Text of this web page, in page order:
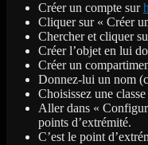
Créer un compte sur
Cliquer sur « Créer
Chercher et cliquer
Créer l’objet en lui
Créer un
Donnez-lui un nom
Choisissez une
Aller dans «
points d’extrémité.
C’est le point